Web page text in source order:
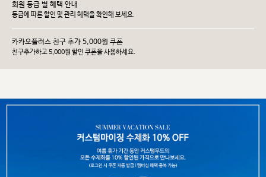
회원 등급 별 혜택 안내
등급에 따른 할인 및 관리 헤택을 확인해 보세요.
카카오플러스 친구 추가 5,000원 쿠폰
친구추가하고 5,000원 할인 쿠폰을 사용하세요.